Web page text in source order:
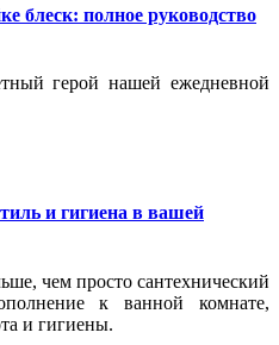
блеск: полное руководство
герой нашей ежедневной
и гигиена в вашей
чем просто сантехнический
к ванной комнате,
и гигиены.